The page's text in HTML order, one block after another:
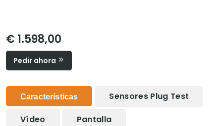
€ 1.598,00
Pedir ahora
Características Sensores Plug Test
Vídeo Pantalla